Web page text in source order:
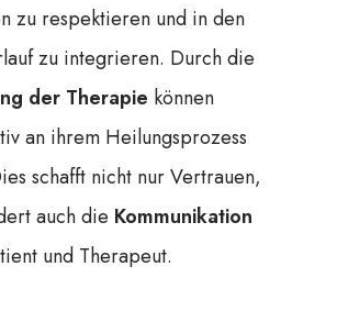
zu respektieren und in den
zu integrieren. Durch die
der Therapie können
an ihrem Heilungsprozess
schafft nicht nur Vertrauen,
auch die Kommunikation
und Therapeut.